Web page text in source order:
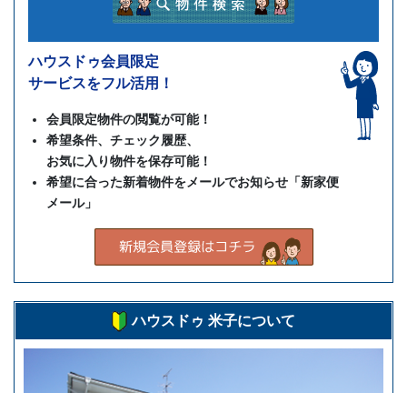
ハウスドゥ会員限定
サービスをフル活用！
会員限定物件の閲覧が可能！
希望条件、チェック履歴、
お気に入り物件を保存可能！
希望に合った新着物件をメールでお知らせ「新家便
メール」
ハウスドゥ 米子について